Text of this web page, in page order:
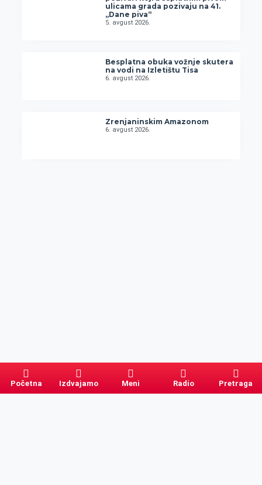
ulicama grada pozivaju na 41.
„Dane piva“
5. avgust 2026.
Besplatna obuka vožnje skutera
na vodi na Izletištu Tisa
6. avgust 2026.
Zrenjaninskim Amazonom
6. avgust 2026.
Početna Izdvajamo Meni Radio Pretraga